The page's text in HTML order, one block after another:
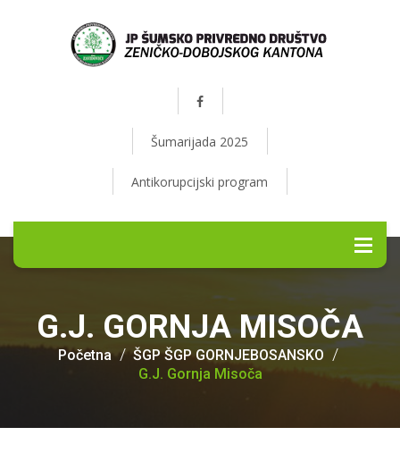
Šumarijada 2025
Antikorupcijski program
G.J. GORNJA MISOČA
Početna
ŠGP ŠGP GORNJEBOSANSKO
G.J. Gornja Misoča